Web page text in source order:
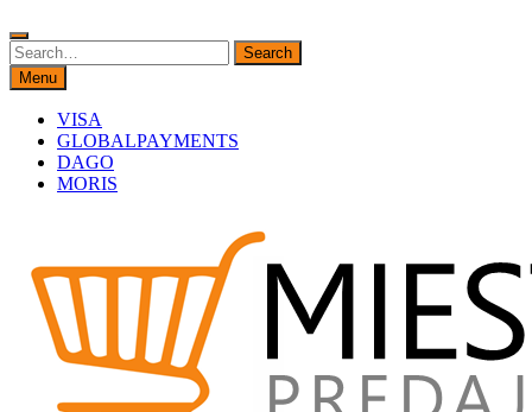
Search
for:
Search
Menu
VISA
GLOBALPAYMENTS
DAGO
MORIS